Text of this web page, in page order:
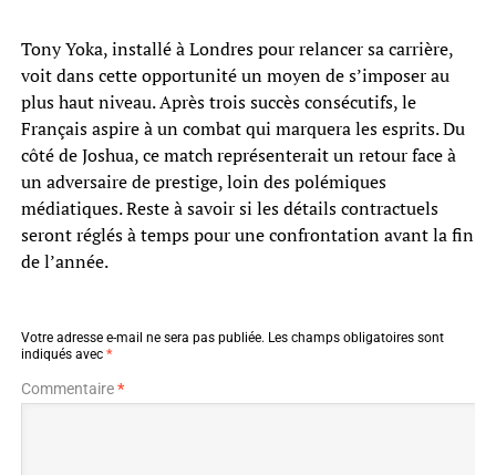
Tony Yoka, installé à Londres pour relancer sa carrière,
voit dans cette opportunité un moyen de s’imposer au
plus haut niveau. Après trois succès consécutifs, le
Français aspire à un combat qui marquera les esprits. Du
côté de Joshua, ce match représenterait un retour face à
un adversaire de prestige, loin des polémiques
médiatiques. Reste à savoir si les détails contractuels
seront réglés à temps pour une confrontation avant la fin
de l’année.
Votre adresse e-mail ne sera pas publiée. Les champs obligatoires sont
indiqués avec *
Commentaire*